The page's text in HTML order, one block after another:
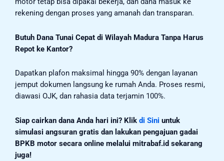
rekening dengan proses yang amanah dan transparan.
Butuh Dana Tunai Cepat di Wilayah Madura Tanpa Harus
Repot ke Kantor?
Dapatkan plafon maksimal hingga 90% dengan layanan
jemput dokumen langsung ke rumah Anda. Proses resmi,
diawasi OJK, dan rahasia data terjamin 100%.
Siap cairkan dana Anda hari ini? Klik di Sini untuk
simulasi angsuran gratis dan lakukan pengajuan gadai
BPKB motor secara online melalui mitrabaf.id sekarang
juga!